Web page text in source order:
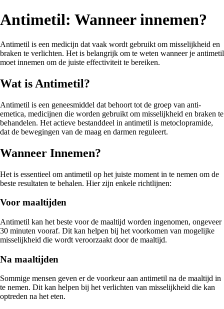
Antimetil: Wanneer innemen?
Antimetil is een medicijn dat vaak wordt gebruikt om misselijkheid en
braken te verlichten. Het is belangrijk om te weten wanneer je antimetil
moet innemen om de juiste effectiviteit te bereiken.
Wat is Antimetil?
Antimetil is een geneesmiddel dat behoort tot de groep van anti-
emetica, medicijnen die worden gebruikt om misselijkheid en braken te
behandelen. Het actieve bestanddeel in antimetil is metoclopramide,
dat de bewegingen van de maag en darmen reguleert.
Wanneer Innemen?
Het is essentieel om antimetil op het juiste moment in te nemen om de
beste resultaten te behalen. Hier zijn enkele richtlijnen:
Voor maaltijden
Antimetil kan het beste voor de maaltijd worden ingenomen, ongeveer
30 minuten vooraf. Dit kan helpen bij het voorkomen van mogelijke
misselijkheid die wordt veroorzaakt door de maaltijd.
Na maaltijden
Sommige mensen geven er de voorkeur aan antimetil na de maaltijd in
te nemen. Dit kan helpen bij het verlichten van misselijkheid die kan
optreden na het eten.